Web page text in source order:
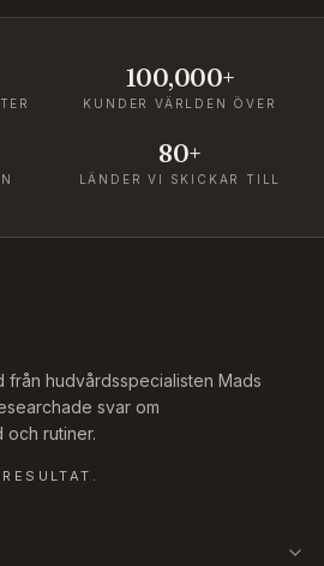
100,000+
KUNDER VÄRLDEN ÖVER
80+
LÄNDER VI SKICKAR TILL
från hudvårdsspecialisten Mads
svar om
och rutiner.